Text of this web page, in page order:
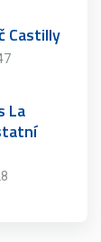
Castilly
La